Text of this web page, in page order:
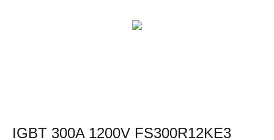
IGBT 300A 1200V FS300R12KE3